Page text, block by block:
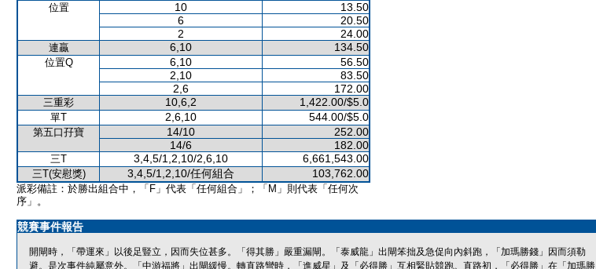
位置 10
13.50
6
20.50
2
24.00
連贏 6,10 134.50
位置Q 6,10
56.50
2,10
83.50
2,6
172.00
三重彩 10,6,2 1,422.00/$5.0
單T 2,6,10 544.00/$5.0
第五口孖寶 14/10
252.00
14/6
182.00
三T 3,4,5/1,2,10/2,6,10 6,661,543.00
三T(安慰獎) 3,4,5/1,2,10/任何組合 103,762.00
派彩備註：於勝出組合中，「F」代表「任何組合」；「M」則代表「任何次
序」。
競賽事件報告
開閘時，「帶運來」以後足豎立，因而失位甚多。「得其勝」嚴重漏閘。「泰威龍」出閘笨拙及急促向內斜跑，「加瑪勝錢」因而須勒
避。是次事件純屬意外。「中游福將」出閘緩慢。轉直路彎時，「進威星」及「必得勝」互相緊貼競跑。直路初，「必得勝」在「加瑪勝